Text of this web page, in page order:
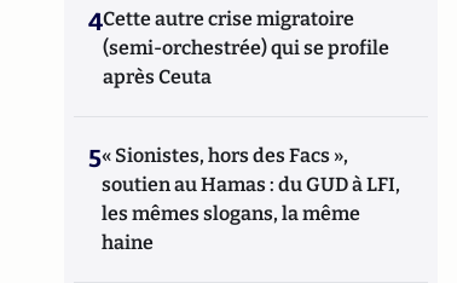
4Cette autre crise migratoire
(semi-orchestrée) qui se profile
après Ceuta
5« Sionistes, hors des Facs »,
soutien au Hamas : du GUD à LFI,
les mêmes slogans, la même
haine